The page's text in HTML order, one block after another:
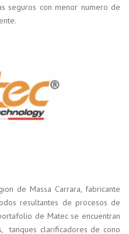
seguros con menor numero de
de Massa Carrara, fabricante
resultantes de procesos de
de Matec se encuentran
tanques clarificadores de cono